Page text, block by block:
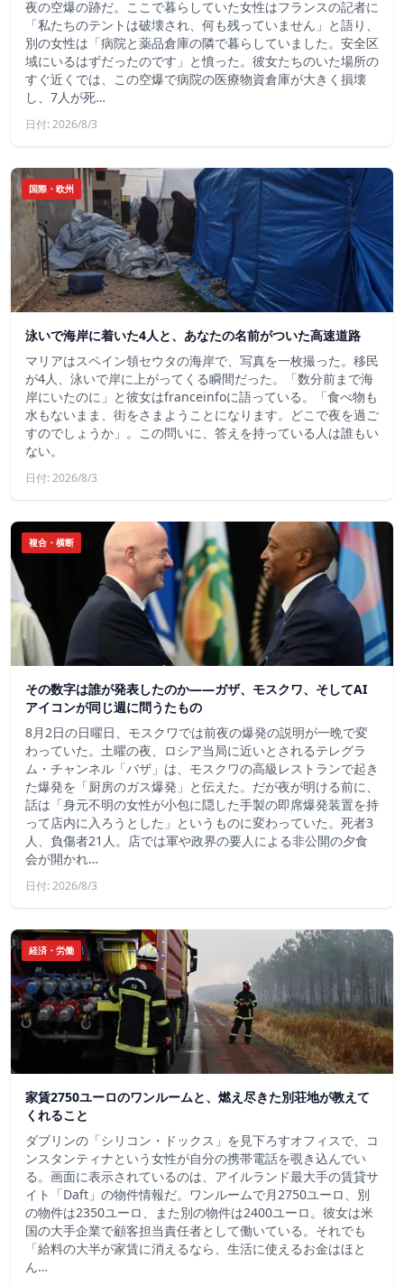
夜の空爆の跡だ。ここで暮らしていた女性はフランスの記者に
「私たちのテントは破壊され、何も残っていません」と語り、
別の女性は「病院と薬品倉庫の隣で暮らしていました。安全区
域にいるはずだったのです」と憤った。彼女たちのいた場所の
すぐ近くでは、この空爆で病院の医療物資倉庫が大きく損壊
し、7人が死…
日付: 2026/8/3
国際・欧州
泳いで海岸に着いた4人と、あなたの名前がついた高速道路
マリアはスペイン領セウタの海岸で、写真を一枚撮った。移民
が4人、泳いで岸に上がってくる瞬間だった。「数分前まで海
岸にいたのに」と彼女はfranceinfoに語っている。「食べ物も
水もないまま、街をさまようことになります。どこで夜を過ご
すのでしょうか」。この問いに、答えを持っている人は誰もい
ない。
日付: 2026/8/3
複合・横断
その数字は誰が発表したのか——ガザ、モスクワ、そしてAI
アイコンが同じ週に問うたもの
8月2日の日曜日、モスクワでは前夜の爆発の説明が一晩で変
わっていた。土曜の夜、ロシア当局に近いとされるテレグラ
ム・チャンネル「バザ」は、モスクワの高級レストランで起き
た爆発を「厨房のガス爆発」と伝えた。だが夜が明ける前に、
話は「身元不明の女性が小包に隠した手製の即席爆発装置を持
って店内に入ろうとした」というものに変わっていた。死者3
人、負傷者21人。店では軍や政界の要人による非公開の夕食
会が開かれ…
日付: 2026/8/3
経済・労働
家賃2750ユーロのワンルームと、燃え尽きた別荘地が教えて
くれること
ダブリンの「シリコン・ドックス」を見下ろすオフィスで、コ
ンスタンティナという女性が自分の携帯電話を覗き込んでい
る。画面に表示されているのは、アイルランド最大手の賃貸サ
イト「Daft」の物件情報だ。ワンルームで月2750ユーロ、別
の物件は2350ユーロ、また別の物件は2400ユーロ。彼女は米
国の大手企業で顧客担当責任者として働いている。それでも
「給料の大半が家賃に消えるなら、生活に使えるお金はほと
ん…